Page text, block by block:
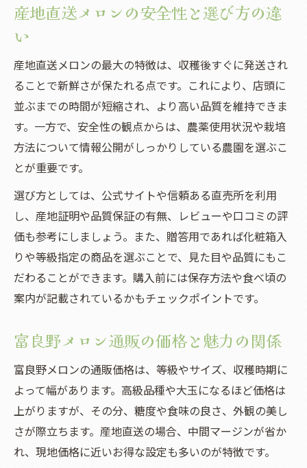
産地直送メロンの安全性と選び方の違
い
産地直送メロンの最大の特徴は、収穫後すぐに発送され
ることで新鮮さが保たれる点です。これにより、店頭に
並ぶまでの時間が短縮され、より高い品質を維持できま
す。一方で、安全性の観点からは、農薬使用状況や栽培
方法について情報公開がしっかりしている農園を選ぶこ
とが重要です。
選び方としては、公式サイトや信頼ある直売所を利用
し、産地証明や品質保証の有無、レビューや口コミの評
価も参考にしましょう。また、贈答用であれば化粧箱入
りや等級指定の商品を選ぶことで、見た目や品質にもこ
だわることができます。購入前には保存方法や食べ頃の
案内が記載されているかもチェックポイントです。
富良野メロン通販の価格と魅力の関係
富良野メロンの通販価格は、等級やサイズ、収穫時期に
よって幅があります。高級品種や大玉になるほど価格は
上がりますが、その分、糖度や食味の良さ、外観の美し
さが際立ちます。産地直送の場合、中間マージンが省か
れ、現地価格に近いお得な設定も多いのが特徴です。